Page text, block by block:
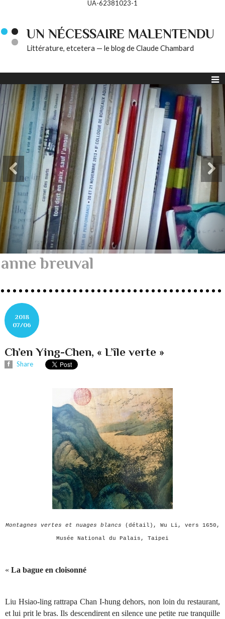
UA-62381023-1
UN NÉCESSAIRE MALENTENDU
Littérature, etcetera — le blog de Claude Chambard
anne breuval
2018
07/06
Ch’en Ying-Chen, « L’île verte »
Share
Montagnes vertes et nuages blancs (détail), Wu Li, vers 1650,
Musée National du Palais, Taipei
«La bague en cloisonné
Liu Hsiao-ling rattrapa Chan I-hung dehors, non loin du restaurant,
et lui prit le bras. Ils descendirent en silence une petite rue tranquille